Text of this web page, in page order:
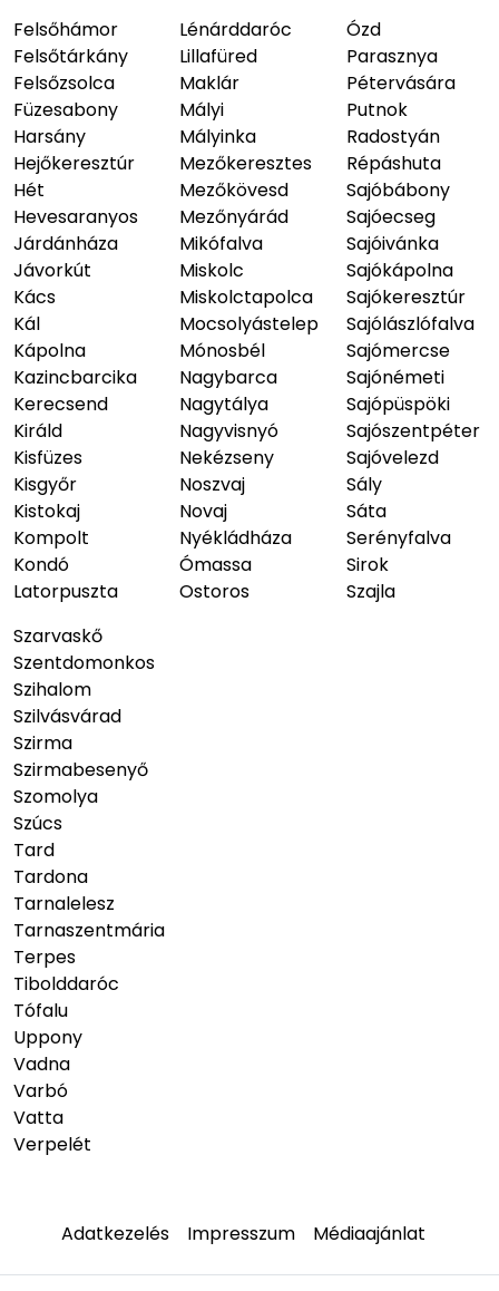
Felsőhámor
Felsőtárkány
Felsőzsolca
Füzesabony
Harsány
Hejőkeresztúr
Hét
Hevesaranyos
Járdánháza
Jávorkút
Kács
Kál
Kápolna
Kazincbarcika
Kerecsend
Királd
Kisfüzes
Kisgyőr
Kistokaj
Kompolt
Kondó
Latorpuszta
Lénárddaróc
Lillafüred
Maklár
Mályi
Mályinka
Mezőkeresztes
Mezőkövesd
Mezőnyárád
Mikófalva
Miskolc
Miskolctapolca
Mocsolyástelep
Mónosbél
Nagybarca
Nagytálya
Nagyvisnyó
Nekézseny
Noszvaj
Novaj
Nyékládháza
Ómassa
Ostoros
Ózd
Parasznya
Pétervására
Putnok
Radostyán
Répáshuta
Sajóbábony
Sajóecseg
Sajóivánka
Sajókápolna
Sajókeresztúr
Sajólászlófalva
Sajómercse
Sajónémeti
Sajópüspöki
Sajószentpéter
Sajóvelezd
Sály
Sáta
Serényfalva
Sirok
Szajla
Szarvaskő
Szentdomonkos
Szihalom
Szilvásvárad
Szirma
Szirmabesenyő
Szomolya
Szúcs
Tard
Tardona
Tarnalelesz
Tarnaszentmária
Terpes
Tibolddaróc
Tófalu
Uppony
Vadna
Varbó
Vatta
Verpelét
Adatkezelés Impresszum Médiaajánlat